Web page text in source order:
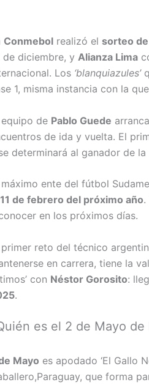
Conmebol realizó el sorteo
de diciembre, y Alianza Lima
Los ‘blanquiazules’
1, misma instancia con la
equipo de Pablo Guede
de ida y vuelta. El
determinará al ganador de
máximo ente del fútbol
de febrero del próximo año.
en los próximos días.
primer reto del técnico
en carrera, tiene la
con Néstor Gorosito:
.
es el 2 de Mayo de
Mayo es apodado ‘El Gallo
que forma